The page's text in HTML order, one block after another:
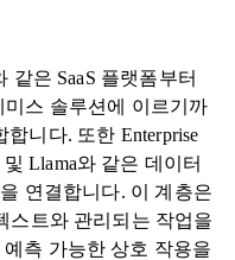
같은 SaaS 플랫폼부터
미스 솔루션에 이르기까
니다. 또한 Enterprise
Llama와 같은 데이터
연결합니다. 이 계층은
스트와 관리되는 작업을
측 가능한 상호 작용을